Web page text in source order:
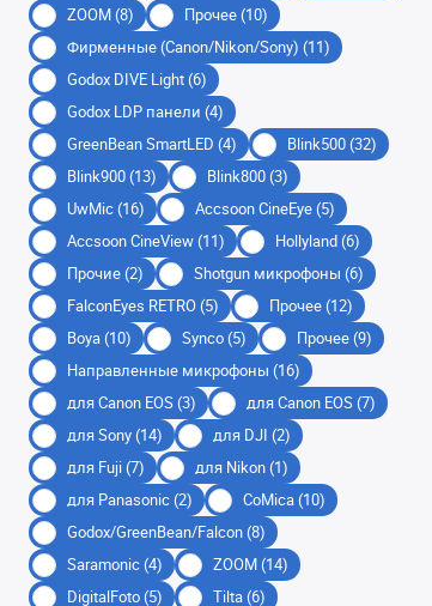
ZOOM (8)
Прочее (10)
Фирменные (Canon/Nikon/Sony) (11)
Godox DIVE Light (6)
Godox LDP панели (4)
GreenBean SmartLED (4)
Blink500 (32)
Blink900 (13)
Blink800 (3)
UwMic (16)
Accsoon CineEye (5)
Accsoon CineView (11)
Hollyland (6)
Прочие (2)
Shotgun микрофоны (6)
FalconEyes RETRO (5)
Прочее (12)
Boya (10)
Synco (5)
Прочее (9)
Направленные микрофоны (16)
для Canon EOS (3)
для Canon EOS (7)
для Sony (14)
для DJI (2)
для Fuji (7)
для Nikon (1)
для Panasonic (2)
CoMica (10)
Godox/GreenBean/Falcon (8)
Saramonic (4)
ZOOM (14)
DigitalFoto (5)
Tilta (6)